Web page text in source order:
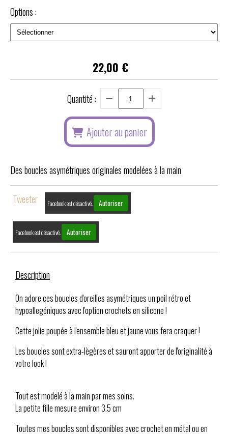
Options :
22,00 €
Quantité :
Ajouter au panier
Des boucles asymétriques originales modelées à la main
Tweeter Facebook est désactivé. Autoriser
Facebook est désactivé. Autoriser
Description
On adore ces boucles d'oreilles asymétriques un poil rétro et
hypoallegéniques avec l'option crochets en silicone !
Cette jolie poupée à l'ensemble bleu et jaune vous fera craquer !
Les boucles sont extra-lègères et sauront apporter de l'originalité à
votre look !
Tout est modelé à la main par mes soins.
La petite fille mesure environ 3.5 cm
Toutes mes boucles sont disponibles avec crochet en métal ou en